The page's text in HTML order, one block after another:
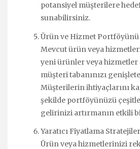
potansiyel müşterilere
sunabilirsiniz.
Ürün ve Hizmet Portföyünü
Mevcut ürün veya
yeni ürünler veya hizmetler
müşteri tabanınızı
Müşterilerin ihtiyaçlarını
şekilde portföyünüzü
gelirinizi artırmanın etkili
Yaratıcı Fiyatlama
Ürün veya hizmetlerinizi